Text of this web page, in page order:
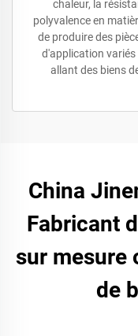
chaleur, la
polyvalence en
de produire des
d'application
allant des biens
China
Fabricant
sur mesure
de